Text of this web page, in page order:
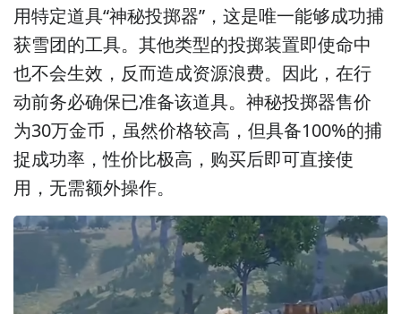
用特定道具“神秘投掷器”，这是唯一能够成功捕
获雪团的工具。其他类型的投掷装置即使命中
也不会生效，反而造成资源浪费。因此，在行
动前务必确保已准备该道具。神秘投掷器售价
为30万金币，虽然价格较高，但具备100%的捕
捉成功率，性价比极高，购买后即可直接使
用，无需额外操作。